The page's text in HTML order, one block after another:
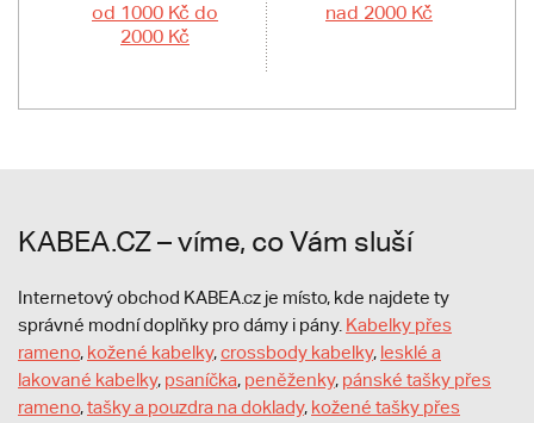
od 1000 Kč do
2000 Kč
nad 2000 Kč
KABEA.CZ – víme, co Vám sluší
Internetový obchod KABEA.cz je místo, kde najdete ty
správné modní doplňky pro dámy i pány. Kabelky přes
rameno, kožené kabelky,crossbody kabelky, lesklé a
lakované kabelky, psaníčka, peněženky, pánské tašky přes
rameno,tašky a pouzdra na doklady, kožené tašky přes